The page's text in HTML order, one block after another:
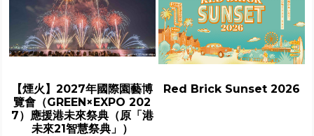
【煙火】2027年國際園藝博
覽會（GREEN×EXPO 202
7）應援港未來祭典（原「港
未來21智慧祭典」）
Red Brick Sunset 2026